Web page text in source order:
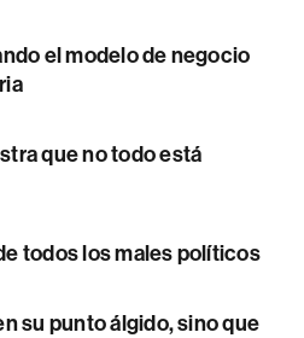
el modelo de negocio
que no todo está
todos los males políticos
su punto álgido, sino que